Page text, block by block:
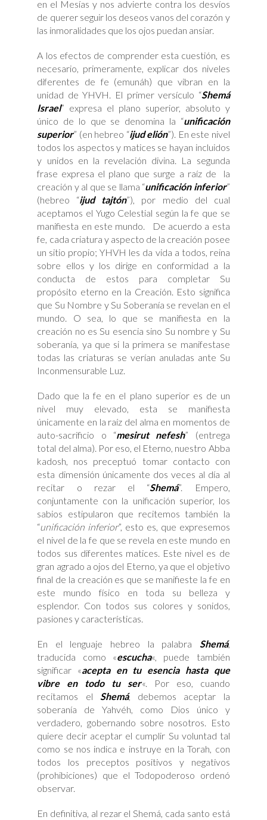
en el Mesías y nos advierte contra los desvíos
de querer seguir los deseos vanos del corazón y
las inmoralidades que los ojos puedan ansiar.
A los efectos de comprender esta cuestión, es
necesario, primeramente, explicar dos niveles
diferentes de fe (emunáh) que vibran en la
unidad de YHVH. El primer versículo “Shemá
Israel” expresa el plano superior, absoluto y
único de lo que se denomina la “unificación
superior” (en hebreo “ijud elión”). En este nivel
todos los aspectos y matices se hayan incluidos
y unidos en la revelación divina. La segunda
frase expresa el plano que surge a raíz de la
creación y al que se llama “unificación inferior”
(hebreo “ijud tajtón”), por medio del cual
aceptamos el Yugo Celestial según la fe que se
manifiesta en este mundo. De acuerdo a esta
fe, cada criatura y aspecto de la creación posee
un sitio propio; YHVH les da vida a todos, reina
sobre ellos y los dirige en conformidad a la
conducta de estos para completar Su
propósito eterno en la Creación. Esto significa
que Su Nombre y Su Soberanía se revelan en el
mundo. O sea, lo que se manifiesta en la
creación no es Su esencia sino Su nombre y Su
soberanía, ya que si la primera se manifestase
todas las criaturas se verían anuladas ante Su
Inconmensurable Luz.
Dado que la fe en el plano superior es de un
nivel muy elevado, esta se manifiesta
únicamente en la raíz del alma en momentos de
auto-sacrificio o “mesirut nefesh” (entrega
total del alma). Por eso, el Eterno, nuestro Abba
kadosh, nos preceptuó tomar contacto con
esta dimensión únicamente dos veces al día al
recitar o rezar el “Shemá”. Empero,
conjuntamente con la unificación superior, los
sabios estipularon que recitemos también la
“unificación inferior”, esto es, que expresemos
el nivel de la fe que se revela en este mundo en
todos sus diferentes matices. Este nivel es de
gran agrado a ojos del Eterno, ya que el objetivo
final de la creación es que se manifieste la fe en
este mundo físico en toda su belleza y
esplendor. Con todos sus colores y sonidos,
pasiones y características.
En el lenguaje hebreo la palabra Shemá,
traducida como «escucha«, puede también
significar «acepta en tu esencia hasta que
vibre en todo tu ser«. Por eso, cuando
recitamos el Shemá, debemos aceptar la
soberanía de Yahvéh, como Dios único y
verdadero, gobernando sobre nosotros. Esto
quiere decir aceptar el cumplir Su voluntad tal
como se nos indica e instruye en la Torah, con
todos los preceptos positivos y negativos
(prohibiciones) que el Todopoderoso ordenó
observar.
En definitiva, al rezar el Shemá, cada santo está